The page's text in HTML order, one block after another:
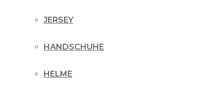
JERSEY
HANDSCHUHE
HELME